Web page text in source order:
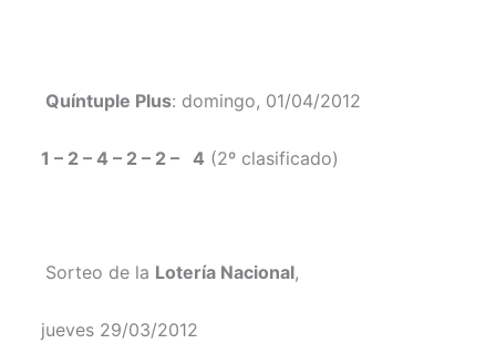
Quíntuple Plus: domingo, 01/04/2012
1 – 2 – 4 – 2 – 2 – 4 (2º clasificado)
Sorteo de la Lotería Nacional,
jueves 29/03/2012